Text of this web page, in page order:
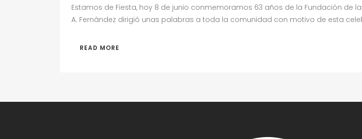
Estamos de Fiesta, hoy 8 de junio conmemoramos 63 años de la Fundación de
A. Fernández dirigió unas palabras a toda la comunidad con motivo de esta
READ MORE